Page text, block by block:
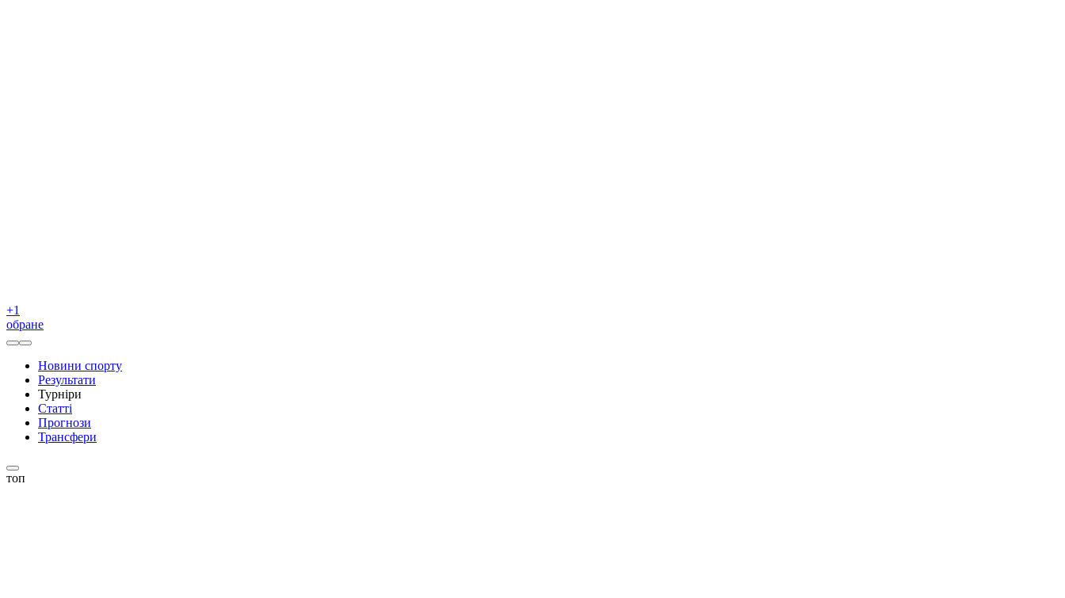
+1
обране
Новини спорту
Результати
Турніри
Статті
Прогнози
Трансфери
топ